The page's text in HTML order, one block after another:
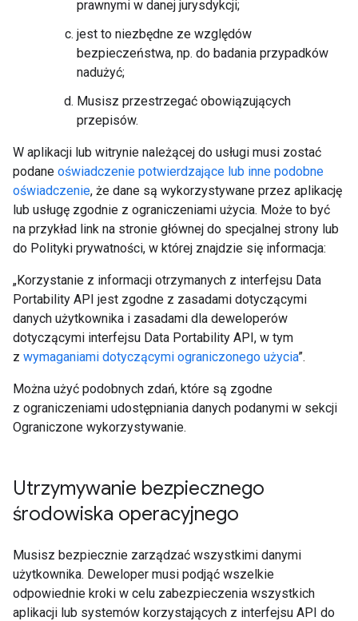
prawnymi w danej jurysdykcji;
jest to niezbędne ze względów
bezpieczeństwa, np. do badania przypadków
nadużyć;
Musisz przestrzegać obowiązujących
przepisów.
W aplikacji lub witrynie należącej do usługi musi zostać
podane oświadczenie potwierdzające lub inne podobne
oświadczenie, że dane są wykorzystywane przez aplikację
lub usługę zgodnie z ograniczeniami użycia. Może to być
na przykład link na stronie głównej do specjalnej strony lub
do Polityki prywatności, w której znajdzie się informacja:
„Korzystanie z informacji otrzymanych z interfejsu Data
Portability API jest zgodne z zasadami dotyczącymi
danych użytkownika i zasadami dla deweloperów
dotyczącymi interfejsu Data Portability API, w tym
z wymaganiami dotyczącymi ograniczonego użycia”.
Można użyć podobnych zdań, które są zgodne
z ograniczeniami udostępniania danych podanymi w sekcji
Ograniczone wykorzystywanie.
Utrzymywanie bezpiecznego
środowiska operacyjnego
Musisz bezpiecznie zarządzać wszystkimi danymi
użytkownika. Deweloper musi podjąć wszelkie
odpowiednie kroki w celu zabezpieczenia wszystkich
aplikacji lub systemów korzystających z interfejsu API do